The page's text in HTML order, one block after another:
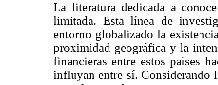
La literatura dedicada a
limitada. Esta línea de
entorno globalizado la
proximidad geográfica y la
financieras entre estos países
influyan entre sí. Considerando